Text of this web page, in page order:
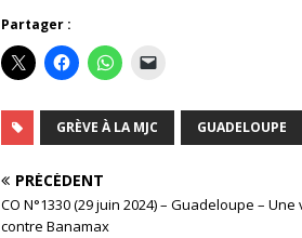
Partager :
GRÈVE À LA MJC GUADELOUPE
PRÉCÉDENT
CO N°1330 (29 juin 2024) – Guadeloupe – Une
contre Banamax